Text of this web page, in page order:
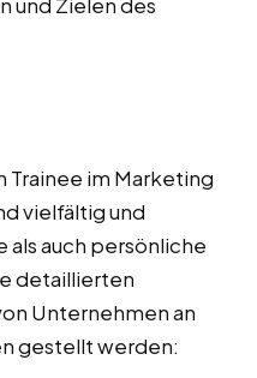
Trainee im Marketing
vielfältig und
auch persönliche
detaillierten
Unternehmen an
gestellt werden: